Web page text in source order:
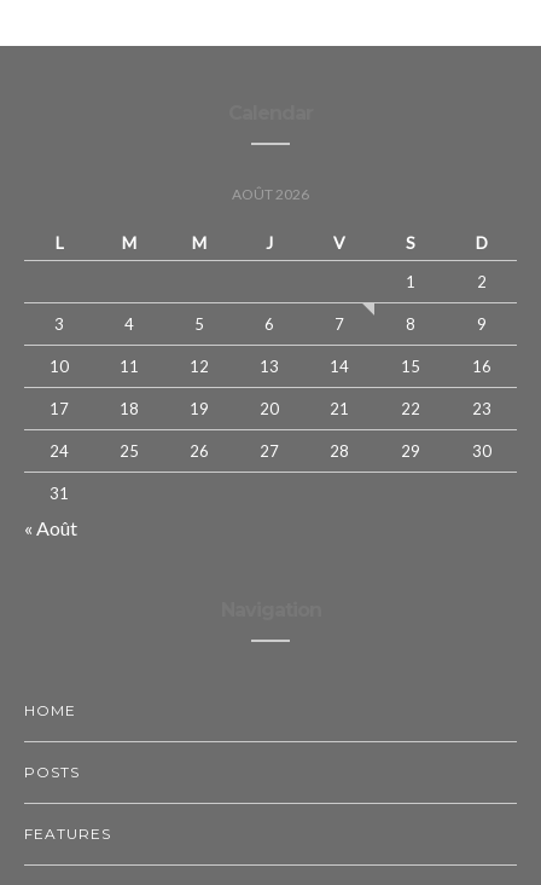
AOÛT 2026
L M M J V S D
1 2
3 4 5 6 7 8 9
10 11 12 13 14 15 16
17 18 19 20 21 22 23
24 25 26 27 28 29 30
31
« Août
HOME
POSTS
FEATURES